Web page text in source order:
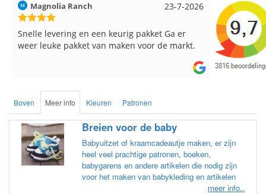
17-7-2026
Hilde uit Loyers
Reeds meerdere keren breigaren en
breinaalden besteld, altijd heel tevreden over
Loes uit
Snelle
Boven Meer info Kleuren Patronen
Breien voor de baby
Babyuitzet of kraamcadeautje maken, er zijn
heel veel prachtige patronen, boeken,
babygarens en andere artikelen die nodig zijn
voor het maken van babykleding en artikelen
meer info..